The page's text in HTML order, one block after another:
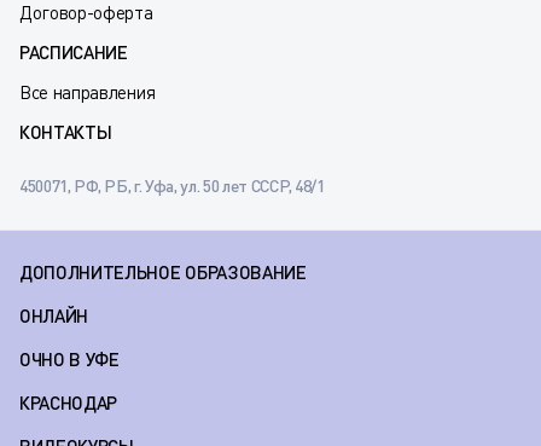
Договор-оферта
РАСПИСАНИЕ
Все направления
КОНТАКТЫ
450071, РФ, РБ, г. Уфа, ул. 50 лет СССР, 48/1
ДОПОЛНИТЕЛЬНОЕ ОБРАЗОВАНИЕ
ОНЛАЙН
ОЧНО В УФЕ
КРАСНОДАР